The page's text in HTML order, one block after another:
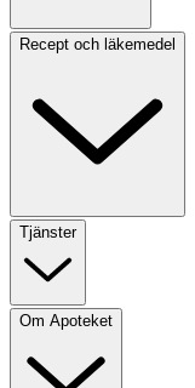
Recept och läkemedel
Tjänster
Om Apoteket